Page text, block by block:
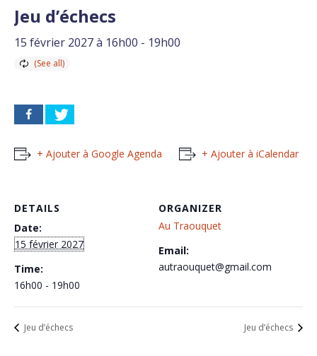
Jeu d’échecs
15 février 2027 à 16h00 - 19h00
+ Ajouter à Google Agenda + Ajouter à iCalendar
DETAILS
Date:
15 février 2027
Time:
16h00 - 19h00
ORGANIZER
Au Traouquet
Email:
autraouquet@gmail.com
Jeu d’échecs Jeu d’échecs